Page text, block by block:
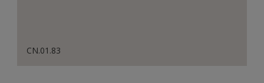
CN.01.83